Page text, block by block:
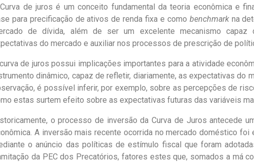
de juros é um conceito fundamental da teoria econômica e
para precificação de ativos de renda fixa e como benchmarkna
de dívida, além de ser um excelente mecanismo capaz
do mercado e auxiliar nos processos de prescrição de
de juros possui implicações importantes para a atividade
dinâmico, capaz de refletir, diariamente, as expectativas do
é possível inferir, por exemplo, sobre as percepções de
estas surtem efeito sobre as expectativas futuras das variáveis
o processo de inversão da Curva de Juros antecede
A inversão mais recente ocorrida no mercado doméstico foi
o anúncio das políticas de estímulo fiscal que foram
da PEC dos Precatórios, fatores estes que, somados a má